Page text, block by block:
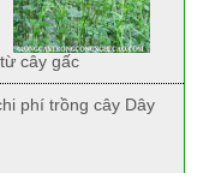
cây gấc
phí trồng cây Dây